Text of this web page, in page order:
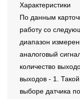
Характеристики
По данным
работу со
диапазон
аналоговый
количество
выходов - 1.
выборе датчика